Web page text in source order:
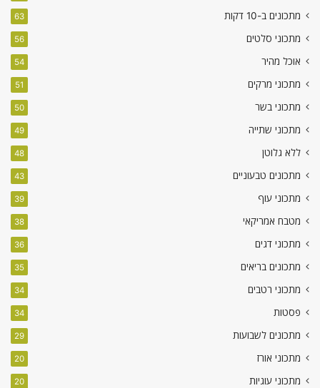
מתכונים ב-10 דקות 63
מתכוני סלטים 56
אוכל מהיר 54
מתכוני מרקים 51
מתכוני בשר 50
מתכוני שתייה 49
ללא גלוטן 48
מתכונים טבעוניים 43
מתכוני עוף 39
מטבח אמריקאי 38
מתכוני דגים 36
מתכונים בריאים 35
מתכוני רטבים 34
פסטות 34
מתכונים לשבועות 29
מתכוני אורז 20
מתכוני עוגיות 20